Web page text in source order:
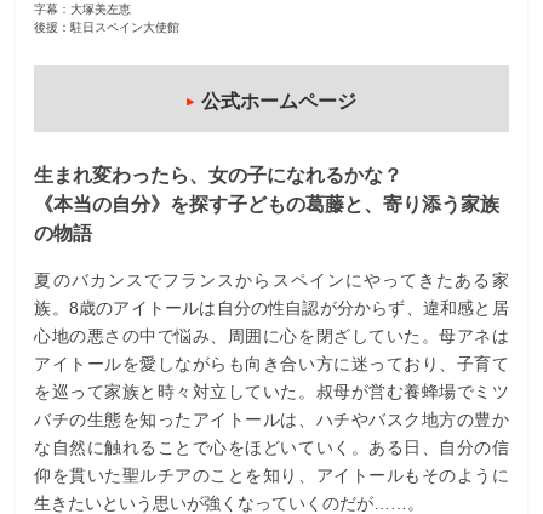
字幕：大塚美左恵
後援：駐日スペイン大使館
公式ホームページ
生まれ変わったら、女の子になれるかな？
《本当の自分》を探す子どもの葛藤と、寄り添う家族
の物語
夏のバカンスでフランスからスペインにやってきたある家
族。8歳のアイトールは自分の性自認が分からず、違和感と居
心地の悪さの中で悩み、周囲に心を閉ざしていた。母アネは
アイトールを愛しながらも向き合い方に迷っており、子育て
を巡って家族と時々対立していた。叔母が営む養蜂場でミツ
バチの生態を知ったアイトールは、ハチやバスク地方の豊か
な自然に触れることで心をほどいていく。ある日、自分の信
仰を貫いた聖ルチアのことを知り、アイトールもそのように
生きたいという思いが強くなっていくのだが……。